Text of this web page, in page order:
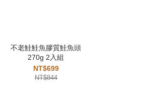
不老鮭鮭魚膠質鮭魚頭
270g 2入組
NT$699
NT$844